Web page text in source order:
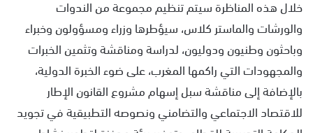
خلال هذه المناظرة سيتم تنظيم مجموعة من الندوات
والورشات والماستر كلاس، سيؤطرها وزراء ومسؤولون وخبراء
وباحثون وطنيون ودوليون، لدراسة ومناقشة وتثمين الخبرات
والمجهودات التي راكمها المغرب، على ضوء الخبرة الدولية،
بالإضافة إلى مناقشة سبل إسهام مشروع القانون الإطار
للاقتصاد الاجتماعي والتضامني ونصوصه التطبيقية في تجويد